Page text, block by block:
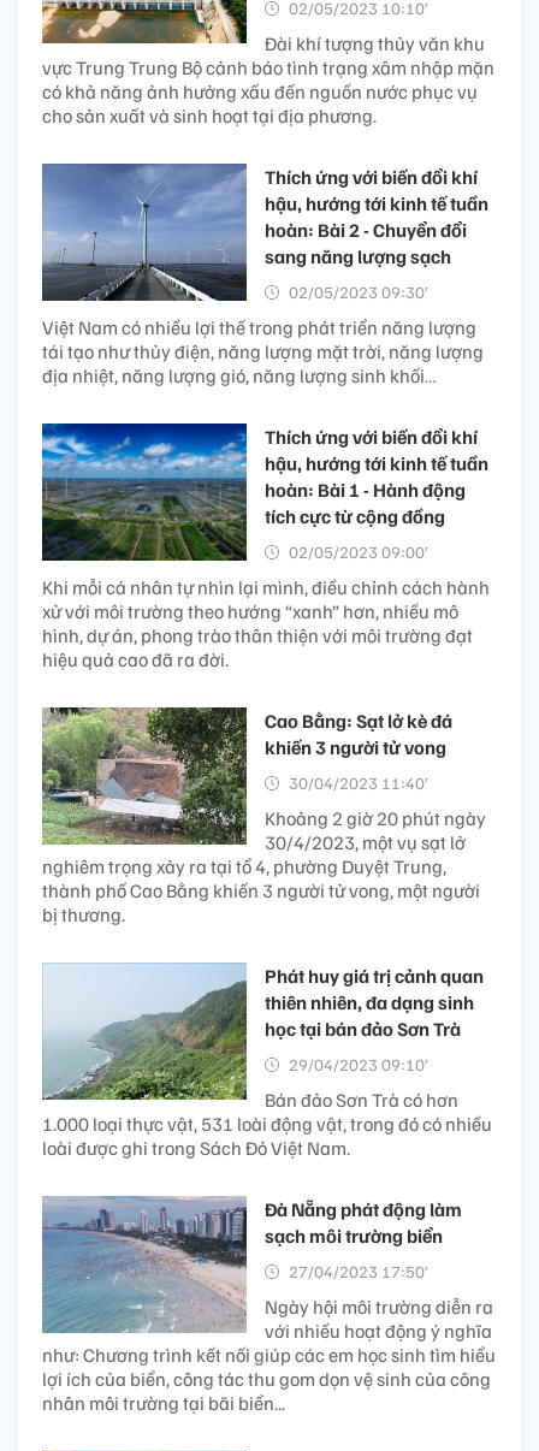
02/05/2023 10:10’
Đài khí tượng thủy văn khu
vực Trung Trung Bộ cảnh báo tình trạng xâm nhập mặn
có khả năng ảnh hưởng xấu đến nguồn nước phục vụ
cho sản xuất và sinh hoạt tại địa phương.
Thích ứng với biến đổi khí
hậu, hướng tới kinh tế tuần
hoàn: Bài 2 - Chuyển đổi
sang năng lượng sạch
02/05/2023 09:30’
Việt Nam có nhiều lợi thế trong phát triển năng lượng
tái tạo như thủy điện, năng lượng mặt trời, năng lượng
địa nhiệt, năng lượng gió, năng lượng sinh khối…
Thích ứng với biến đổi khí
hậu, hướng tới kinh tế tuần
hoàn: Bài 1 - Hành động
tích cực từ cộng đồng
02/05/2023 09:00’
Khi mỗi cá nhân tự nhìn lại mình, điều chỉnh cách hành
xử với môi trường theo hướng “xanh” hơn, nhiều mô
hình, dự án, phong trào thân thiện với môi trường đạt
hiệu quả cao đã ra đời.
Cao Bằng: Sạt lở kè đá
khiến 3 người tử vong
30/04/2023 11:40’
Khoảng 2 giờ 20 phút ngày
30/4/2023, một vụ sạt lở
nghiêm trọng xảy ra tại tổ 4, phường Duyệt Trung,
thành phố Cao Bằng khiến 3 người tử vong, một người
bị thương.
Phát huy giá trị cảnh quan
thiên nhiên, đa dạng sinh
học tại bán đảo Sơn Trà
29/04/2023 09:10’
Bán đảo Sơn Trà có hơn
1.000 loại thực vật, 531 loài động vật, trong đó có nhiều
loài được ghi trong Sách Đỏ Việt Nam.
Đà Nẵng phát động làm
sạch môi trường biển
27/04/2023 17:50’
Ngày hội môi trường diễn ra
với nhiều hoạt động ý nghĩa
như: Chương trình kết nối giúp các em học sinh tìm hiểu
lợi ích của biển, công tác thu gom dọn vệ sinh của công
nhân môi trường tại bãi biển...